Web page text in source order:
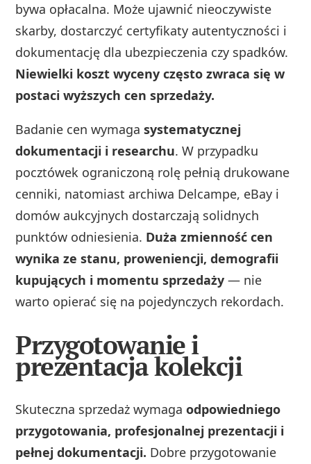
bywa opłacalna. Może ujawnić nieoczywiste
skarby, dostarczyć certyfikaty autentyczności i
dokumentację dla ubezpieczenia czy spadków.
Niewielki koszt wyceny często zwraca się w
postaci wyższych cen sprzedaży.
Badanie cen wymagasystematycznej
dokumentacji i researchu. W przypadku
pocztówek ograniczoną rolę pełnią drukowane
cenniki, natomiast archiwa Delcampe, eBay i
domów aukcyjnych dostarczają solidnych
punktów odniesienia. Duża zmienność cen
wynika ze stanu, proweniencji, demografii
kupujących i momentu sprzedaży — nie
warto opierać się na pojedynczych rekordach.
Przygotowanie i
prezentacja kolekcji
Skuteczna sprzedaż wymagaodpowiedniego
przygotowania, profesjonalnej prezentacji i
pełnej dokumentacji. Dobre przygotowanie